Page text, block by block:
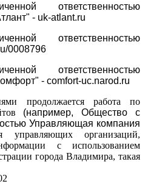
ответственностью
- uk-atlant.ru
ответственностью
0008796
ответственностью
- comfort-uc.narod.ru
продолжается работа по
(например, Общество с
Управляющая компания
организаций,
с использованием
города Владимира, такая